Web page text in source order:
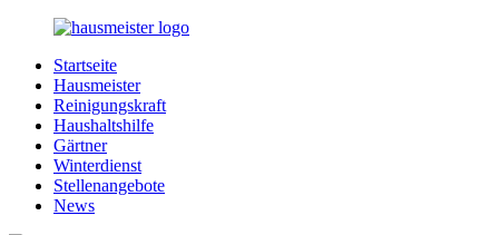
Zurück
Inhalt
Hausmeister.de
Alles
rund
Ihren
Haushalt
Startseite
Hausmeister
Reinigungskraft
Haushaltshilfe
Gärtner
Winterdienst
Stellenangebote
News